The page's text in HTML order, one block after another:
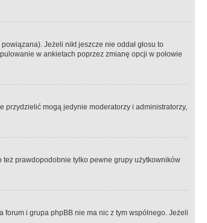
Jeżeli nikt jeszcze nie oddał głosu to
w ankietach poprzez zmianę opcji w połowie
przydzielić mogą jedynie moderatorzy i administratorzy,
też prawdopodobnie tylko pewne grupy użytkowników
i grupa phpBB nie ma nic z tym wspólnego. Jeżeli